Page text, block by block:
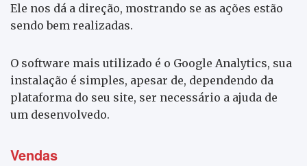
Ele nos dá a direção, mostrando se as ações estão
sendo bem realizadas.
O software mais utilizado é o Google Analytics, sua
instalação é simples, apesar de, dependendo da
plataforma do seu site, ser necessário a ajuda de
um desenvolvedo.
Vendas